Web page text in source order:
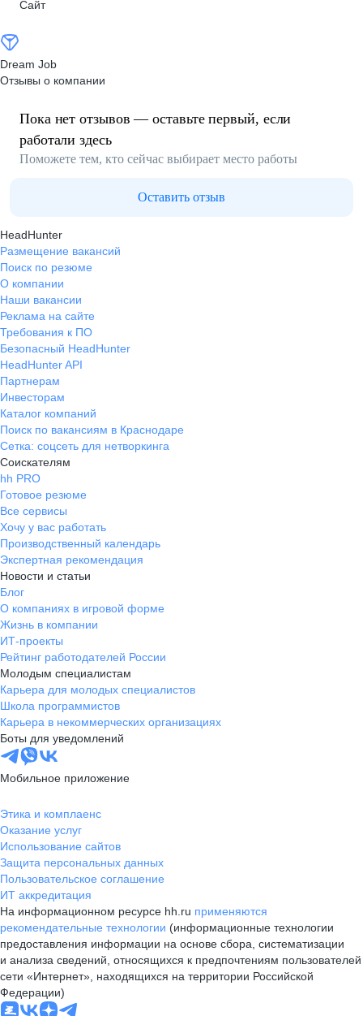
Сайт
Dream Job
Отзывы о компании
Пока нет отзывов — оставьте первый, если
работали здесь
Поможете тем, кто сейчас выбирает место работы
Оставить отзыв
HeadHunter
Размещение вакансий
Поиск по резюме
О компании
Наши вакансии
Реклама на сайте
Требования к ПО
Безопасный HeadHunter
HeadHunter API
Партнерам
Инвесторам
Каталог компаний
Поиск по вакансиям в Краснодаре
Сетка: соцсеть для нетворкинга
Соискателям
hh PRO
Готовое резюме
Все сервисы
Хочу у вас работать
Производственный календарь
Экспертная рекомендация
Новости и статьи
Блог
О компаниях в игровой форме
Жизнь в компании
ИТ-проекты
Рейтинг работодателей России
Молодым специалистам
Карьера для молодых специалистов
Школа программистов
Карьера в некоммерческих организациях
Боты для уведомлений
Мобильное приложение
Этика и комплаенс
Оказание услуг
Использование сайтов
Защита персональных данных
Пользовательское соглашение
ИТ аккредитация
На информационном ресурсе hh.ru применяются
рекомендательные технологии (информационные технологии
предоставления информации на основе сбора, систематизации
и анализа сведений, относящихся к предпочтениям пользователей
сети «Интернет», находящихся на территории Российской
Федерации)